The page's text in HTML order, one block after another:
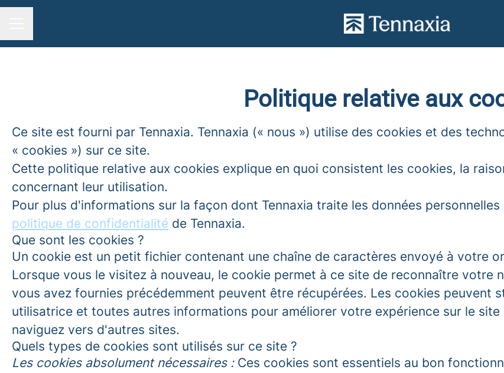
Politique relative aux
Ce site est fourni par Tennaxia. Tennaxia (« nous ») utilise des cookies et des
« cookies ») sur ce site.
Cette politique relative aux cookies explique en quoi consistent les cookies, la
concernant leur utilisation.
Pour plus d'informations sur la façon dont Tennaxia traite les données
politique de confidentialité de Tennaxia.
Que sont les cookies ?
Un cookie est un petit fichier contenant une chaîne de caractères envoyé à votre
Lorsque vous le visitez à nouveau, le cookie permet à ce site de reconnaître votre
vous avez fournies précédemment peuvent être récupérées. Les cookies peuvent
utilisatrice et toutes autres informations pour améliorer votre expérience sur le
naviguez vers d'autres sites.
Quels types de cookies sont utilisés sur ce site ?
Les cookies absolument nécessaires :Ces cookies sont essentiels au bon